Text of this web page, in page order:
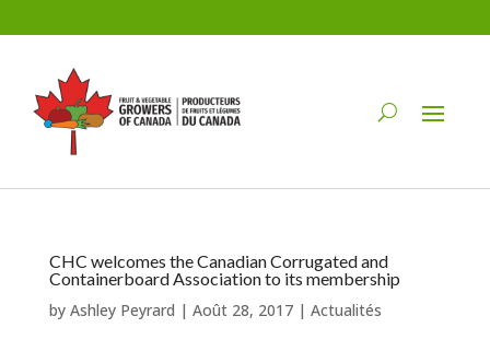
CHC welcomes the Canadian Corrugated and
Containerboard Association to its membership
by Ashley Peyrard | Août 28, 2017| Actualités